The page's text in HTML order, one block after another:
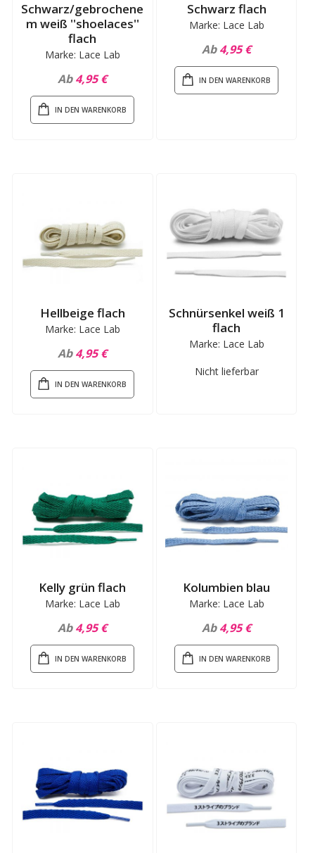
Schwarz/gebrochene
m weiß ''shoelaces''
flach
Marke: Lace Lab
Ab 4,95 €
IN DEN WARENKORB
Schwarz flach
Marke: Lace Lab
Ab 4,95 €
IN DEN WARENKORB
Hellbeige flach
Marke: Lace Lab
Ab 4,95 €
IN DEN WARENKORB
Schnürsenkel weiß 1
flach
Marke: Lace Lab
Nicht lieferbar
Kelly grün flach
Marke: Lace Lab
Ab 4,95 €
IN DEN WARENKORB
Kolumbien blau
Marke: Lace Lab
Ab 4,95 €
IN DEN WARENKORB